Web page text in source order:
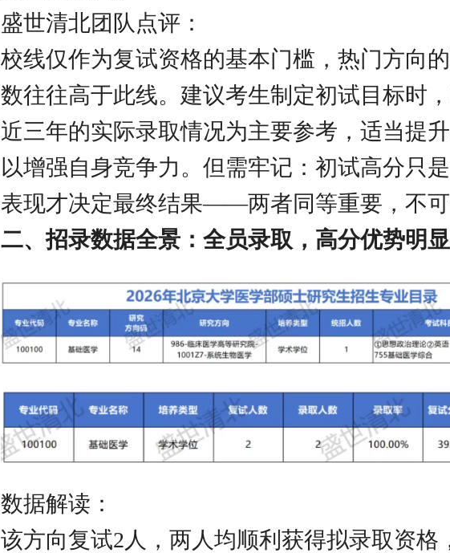
盛世清北团队点评：
校线仅作为复试资格的基本门槛，热门方向
数往往高于此线。建议考生制定初试目标时
近三年的实际录取情况为主要参考，适当提升
以增强自身竞争力。但需牢记：初试高分只
表现才决定最终结果——两者同等重要，不可
二、招录数据全景：全员录取，高分优势明显
数据解读：
该方向复试2人，两人均顺利获得拟录取资格